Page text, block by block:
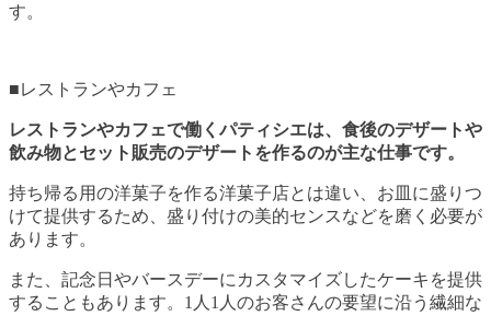
す。
■レストランやカフェ
レストランやカフェで働くパティシエは、食後のデザートや
飲み物とセット販売のデザートを作るのが主な仕事です。
持ち帰る用の洋菓子を作る洋菓子店とは違い、お皿に盛りつ
けて提供するため、盛り付けの美的センスなどを磨く必要が
あります。
また、記念日やバースデーにカスタマイズしたケーキを提供
することもあります。1人1人のお客さんの要望に沿う繊細な